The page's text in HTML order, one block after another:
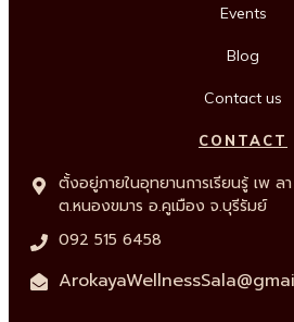
Events
Blog
Contact us
CONTACT
ตั้งอยู่ภายในอุทยานการเรียนรู้ เพ
ต.หนองขมาร อ.คูเมือง จ.บุรีรัมย์
092 515 6458